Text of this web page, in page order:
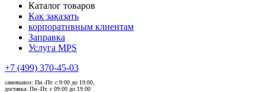
Каталог товаров
Как заказать
корпоративным клиентам
Заправка
Услуга MPS
+7 (499) 370-45-03
самовывоз: Пн.-Пт. с 9:00 до 19:00,
доставка: Пн.-Пт. с 09:00 до 19.00